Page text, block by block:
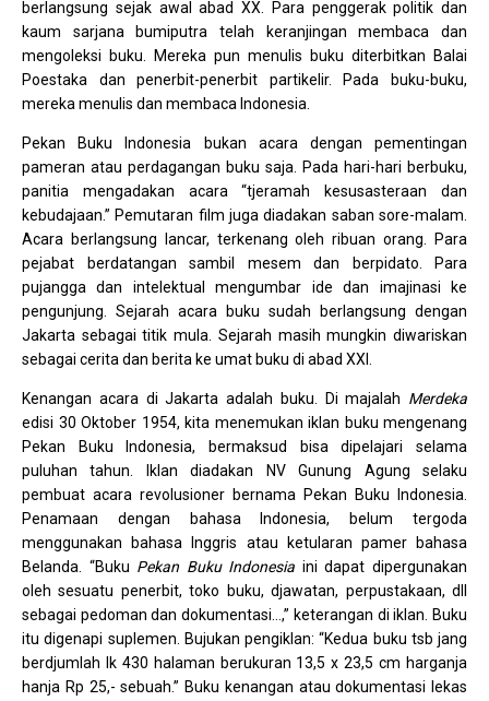
berlangsung sejak awal abad XX. Para penggerak politik dan
kaum sarjana bumiputra telah keranjingan membaca dan
mengoleksi buku. Mereka pun menulis buku diterbitkan Balai
Poestaka dan penerbit-penerbit partikelir. Pada buku-buku,
mereka menulis dan membaca Indonesia.
Pekan Buku Indonesia bukan acara dengan pementingan
pameran atau perdagangan buku saja. Pada hari-hari berbuku,
panitia mengadakan acara “tjeramah kesusasteraan dan
kebudajaan.” Pemutaran film juga diadakan saban sore-malam.
Acara berlangsung lancar, terkenang oleh ribuan orang. Para
pejabat berdatangan sambil mesem dan berpidato. Para
pujangga dan intelektual mengumbar ide dan imajinasi ke
pengunjung. Sejarah acara buku sudah berlangsung dengan
Jakarta sebagai titik mula. Sejarah masih mungkin diwariskan
sebagai cerita dan berita ke umat buku di abad XXI.
Kenangan acara di Jakarta adalah buku. Di majalah Merdeka
edisi 30 Oktober 1954, kita menemukan iklan buku mengenang
Pekan Buku Indonesia, bermaksud bisa dipelajari selama
puluhan tahun. Iklan diadakan NV Gunung Agung selaku
pembuat acara revolusioner bernama Pekan Buku Indonesia.
Penamaan dengan bahasa Indonesia, belum tergoda
menggunakan bahasa Inggris atau ketularan pamer bahasa
Belanda. “Buku Pekan Buku Indonesia ini dapat dipergunakan
oleh sesuatu penerbit, toko buku, djawatan, perpustakaan, dll
sebagai pedoman dan dokumentasi…,” keterangan di iklan. Buku
itu digenapi suplemen. Bujukan pengiklan: “Kedua buku tsb jang
berdjumlah lk 430 halaman berukuran 13,5 x 23,5 cm harganja
hanja Rp 25,- sebuah.” Buku kenangan atau dokumentasi lekas